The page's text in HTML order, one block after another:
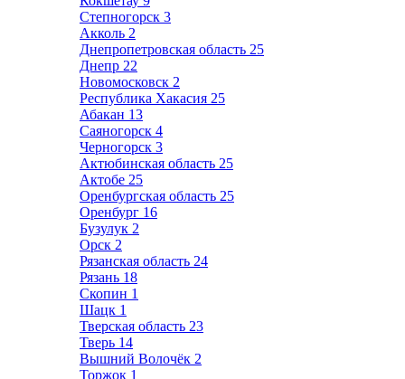
Степногорск 3
Акколь 2
Днепропетровская область 25
Днепр 22
Новомосковск 2
Республика Хакасия 25
Абакан 13
Саяногорск 4
Черногорск 3
Актюбинская область 25
Актобе 25
Оренбургская область 25
Оренбург 16
Бузулук 2
Орск 2
Рязанская область 24
Рязань 18
Скопин 1
Шацк 1
Тверская область 23
Тверь 14
Вышний Волочёк 2
Торжок 1